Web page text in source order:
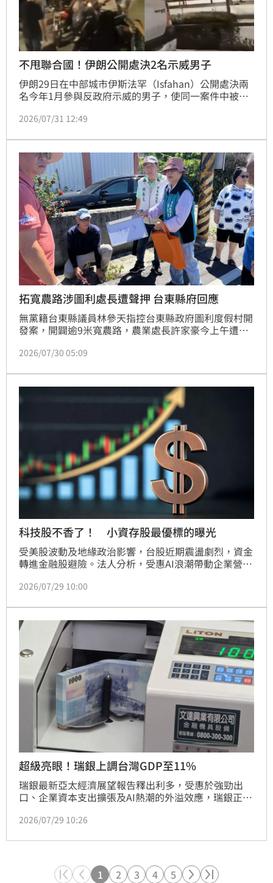
不甩聯合國！伊朗公開處決2名示威男子
伊朗29日在中部城市伊斯法罕（Isfahan）公開處決兩
名今年1月參與反政府示威的男子，使同一案件中被判
人權專家稍早才緊急呼籲暫停處決，並批評案件涉及強
按原定計畫行刑，引發國際關注。
2026/07/31 12:49
拓寬農路涉圖利處長遭聲押 台東縣府回應
無黨籍台東縣議員林參天指控台東縣政府圖利度假村開
發案，開闢逾9米寬農路，農業處長許家豪今上午遭檢
還原事實。
2026/07/30 05:09
科技股不香了！ 小資存股最優標的曝光
受美股波動及地緣政治影響，台股近期震盪劇烈，資金
轉進金融股避險。法人分析，受惠AI浪潮帶動企業營運
款增速亮眼。此外，政府放寬赴美投資融資限制與風險
步釋放銀行資本空間。展望下半年，隨新青安3.0政策
調整，房貸利率對銀行收益影響趨於正面。法人認為，
銀行業獲利成長較不受資本利得波動干擾，基本面穩
健，且隨資產負債表擴張與利差改善，長期現金股利發
放能力看好。其中，中信金與第一金表現值得關注，建
議投資人審慎評估市場風險，進行資產配置。
2026/07/29 10:00
超級亮眼！瑞銀上調台灣GDP至11%
瑞銀最新亞太經濟展望報告釋出利多，受惠於強勁出
口、企業資本支出擴張及AI熱潮的外溢效應，瑞銀正式
11%，挑戰自1987年以來最快增速。報告指出，除了
復甦，民間消費動能同步升溫。此外，上半年總稅收年
實力不僅支撐科技產業發展，更進一步促進經濟動能向
2026/07/29 10:26
1 2 3 4 5